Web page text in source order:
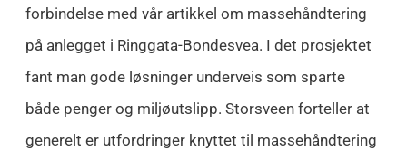
forbindelse med vår artikkel om massehåndtering
på anlegget i Ringgata-Bondesvea. I det prosjektet
fant man gode løsninger underveis som sparte
både penger og miljøutslipp. Storsveen forteller at
generelt er utfordringer knyttet til massehåndtering